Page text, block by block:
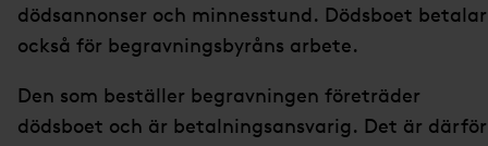
dödsannonser och minnesstund. Dödsboet betalar
också för begravningsbyråns arbete.
Den som beställer begravningen företräder
dödsboet och är betalningsansvarig. Det är därför